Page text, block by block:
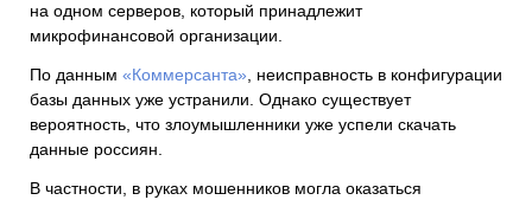
на одном серверов, который принадлежит
микрофинансовой организации.
По данным «Коммерсанта», неисправность в конфигурации
базы данных уже устранили. Однако существует
вероятность, что злоумышленники уже успели скачать
данные россиян.
В частности, в руках мошенников могла оказаться